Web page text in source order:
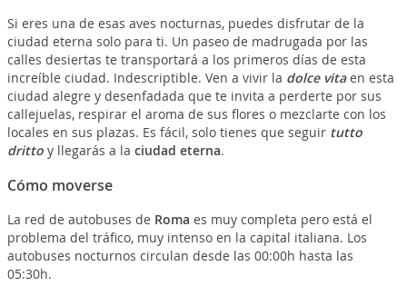
Si eres una de esas aves nocturnas, puedes disfrutar de la
ciudad eterna solo para ti. Un paseo de madrugada por las
calles desiertas te transportará a los primeros días de esta
increíble ciudad. Indescriptible. Ven a vivir la dolce vitaen esta
ciudad alegre y desenfadada que te invita a perderte por sus
callejuelas, respirar el aroma de sus flores o mezclarte con los
locales en sus plazas. Es fácil, solo tienes que seguir tutto
drittoy llegarás a la ciudad eterna.
Cómo moverse
La red de autobuses de Roma es muy completa pero está el
problema del tráfico, muy intenso en la capital italiana. Los
autobuses nocturnos circulan desde las 00:00h hasta las
05:30h.